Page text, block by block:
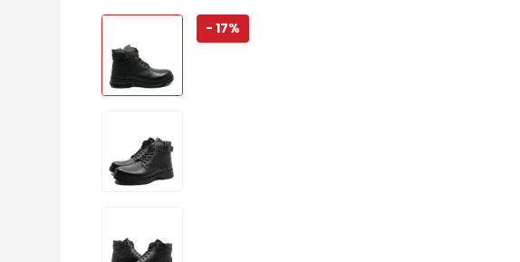
- 17%